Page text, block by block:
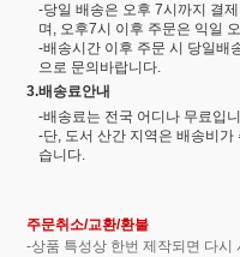
-당일 배송은 오후 7시까지 결
며, 오후7시 이후 주문은 익일
-배송시간 이후 주문 시 당일배
으로 문의바랍니다.
3.배송료안내
-배송료는 전국 어디나 무료입
-단, 도서 산간 지역은 배송비
습니다.
주문취소/교환/환불
-상품 특성상 한번 제작되면 다시